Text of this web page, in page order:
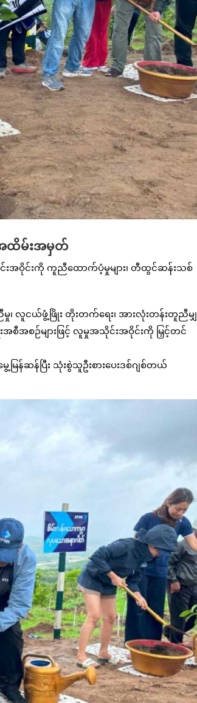
ထိမ်းအမှတ်
းအဝိုင်းကို ကူညီထောက်ပံ့မှုများ၊ တီထွင်ဆန်းသစ်
၊ လူငယ်ဖွံ့ဖြိုး တိုးတက်ရေး၊ အားလုံးတန်းတူညီမျှ
အစဉ်များဖြင့် လူမှုအသိုင်းအဝိုင်းကို မြှင့်တင်
ြန်ဆန်ပြီး သုံးစွဲသူဦးစားပေးဒစ်ဂျစ်တယ်